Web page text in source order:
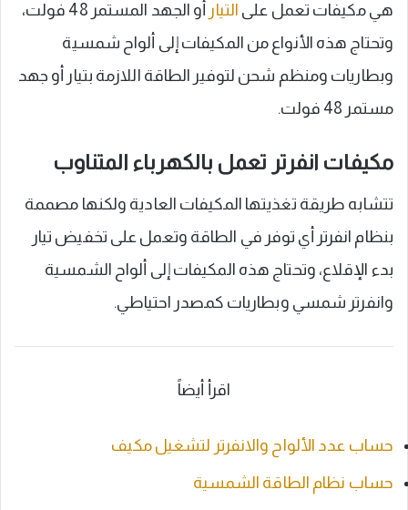
هي مكيفات تعمل على التيار
أو الجهد المستمر 48 فولت،
وتحتاج هذه الأنواع من المكيفات إلى ألواح شمسية
وبطاريات ومنظم شحن لتوفير الطاقة اللازمة بتيار أو جهد
مستمر 48 فولت.
مكيفات انفرتر تعمل بالكهرباء المتناوب
تتشابه طريقة تغذيتها المكيفات العادية ولكنها مصممة
بنظام انفرتر أي توفر في الطاقة وتعمل على تخفيض تيار
بدء الإقلاع، وتحتاج هذه المكيفات إلى ألواح الشمسية
وانفرتر شمسي وبطاريات كمصدر احتياطي.
اقرأ أيضاً
حساب عدد الألواح والانفرتر لتشغيل مكيف
حساب نظام الطاقة الشمسية